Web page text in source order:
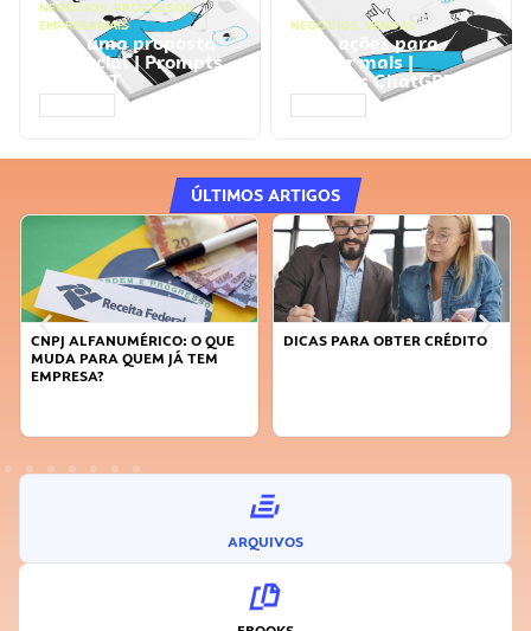
NEGÓCIOS, PROCESSOS
EMPRESARIAIS
Faça uma proposta
comercial | Prompts
ChatGPT
NEGÓCIOS, VENDAS
Faça ações para
vender mais |
Prompts ChatGPT
ÚLTIMOS ARTIGOS
DICAS PARA OBTER CRÉDITO
FAÇA A DIFERENÇA: SEJA
ARQUIVOS